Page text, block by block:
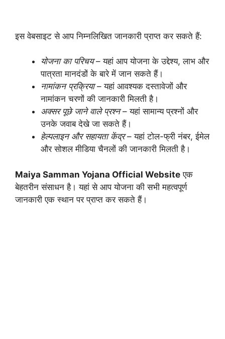
इस वेबसाइट से आप निम्नलिखित जानकारी प्राप्त कर सकते हैं:
योजना का परिचय– यहां आप योजना के उद्देश्य, लाभ और
पात्रता मानदंडों के बारे में जान सकते हैं।
नामांकन प्रक्रिया– यहां आवश्यक दस्तावेजों और
नामांकन चरणों की जानकारी मिलती है।
अक्सर पूछे जाने वाले प्रश्न– यहां सामान्य प्रश्नों और
उनके जवाब देखे जा सकते हैं।
हेल्पलाइन और सहायता केंद्र– यहां टोल-फ्री नंबर, ईमेल
और सोशल मीडिया चैनलों की जानकारी मिलती है।
Maiya Samman Yojana Official Website एक
बेहतरीन संसाधन है। यहां से आप योजना की सभी महत्वपूर्ण
जानकारी एक स्थान पर प्राप्त कर सकते हैं।